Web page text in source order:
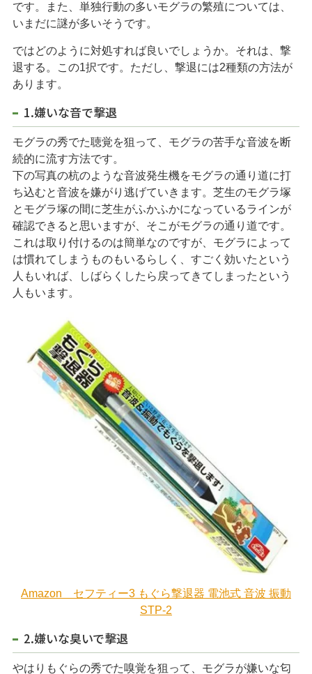
です。また、単独行動の多いモグラの繁殖については、
いまだに謎が多いそうです。
ではどのように対処すれば良いでしょうか。それは、撃
退する。この1択です。ただし、撃退には2種類の方法が
あります。
1.嫌いな音で撃退
モグラの秀でた聴覚を狙って、モグラの苦手な音波を断
続的に流す方法です。
下の写真の杭のような音波発生機をモグラの通り道に打
ち込むと音波を嫌がり逃げていきます。芝生のモグラ塚
とモグラ塚の間に芝生がふかふかになっているラインが
確認できると思いますが、そこがモグラの通り道です。
これは取り付けるのは簡単なのですが、モグラによって
は慣れてしまうものもいるらしく、すごく効いたという
人もいれば、しばらくしたら戻ってきてしまったという
人もいます。
Amazon セフティー3 もぐら撃退器 電池式 音波 振動
STP-2
2.嫌いな臭いで撃退
やはりもぐらの秀でた嗅覚を狙って、モグラが嫌いな匂